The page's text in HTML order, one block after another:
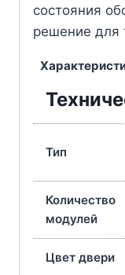
состояния
решение для
Тип
Количество
модулей
Цвет двери